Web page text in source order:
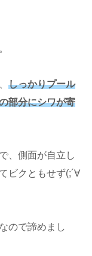
しっかりプール
部分にシワが寄
、側面が自立し
ビクともせず(;´∀
ので諦めまし